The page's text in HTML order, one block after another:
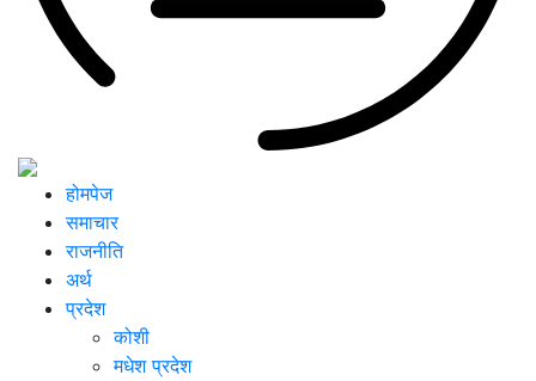
होमपेज
समाचार
राजनीति
अर्थ
प्रदेश
कोशी
मधेश प्रदेश